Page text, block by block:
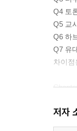
Q4 토
Q5 교
Q6 하
Q7 유
차이점
Q9 교
재구성
저자